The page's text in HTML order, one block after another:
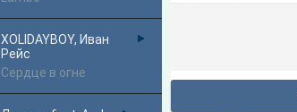
XOLIDAYBOY, Иван
Рейс
Сердце в огне